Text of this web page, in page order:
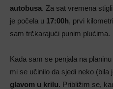
autobusa. Za sat vremena
je počela u 17:00h, prvi
sam trčkarajući punim plućima.
Kada sam se penjala na planinu
mi se učinilo da sjedi neko (bila
glavom u krilu. Približim se,